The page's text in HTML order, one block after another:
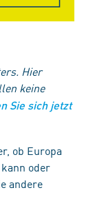
Hier
keine
Sie sich jetzt
ob Europa
oder
andere